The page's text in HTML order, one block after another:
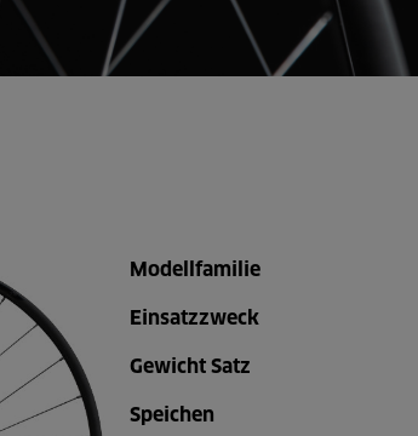
Modellfamilie
Einsatzzweck
Gewicht Satz
Speichen